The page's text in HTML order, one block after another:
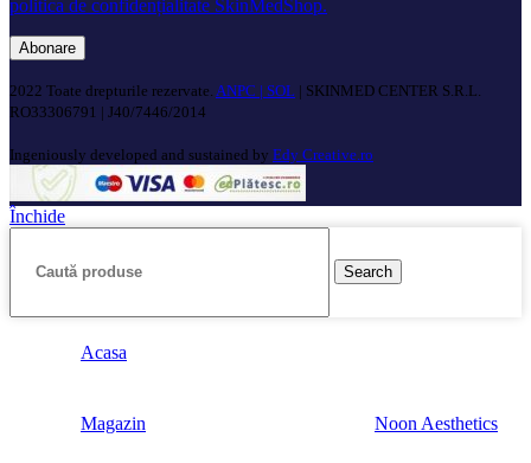
politica de confidențialitate SkinMedShop.
2022 Toate drepturile rezervate. ANPC | SOL | SKINMED CENTER S.R.L.
RO33306791 | J40/7446/2014
Ingeniously developed and sustained by Edy Creative.ro
Închide
Search
Acasa
Magazin Noon Aesthetics